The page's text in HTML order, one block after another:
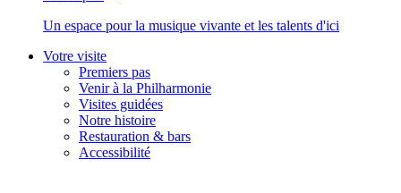
Un espace pour la musique vivante et les talents d'ici
Votre visite
Premiers pas
Venir à la Philharmonie
Visites guidées
Notre histoire
Restauration & bars
Accessibilité